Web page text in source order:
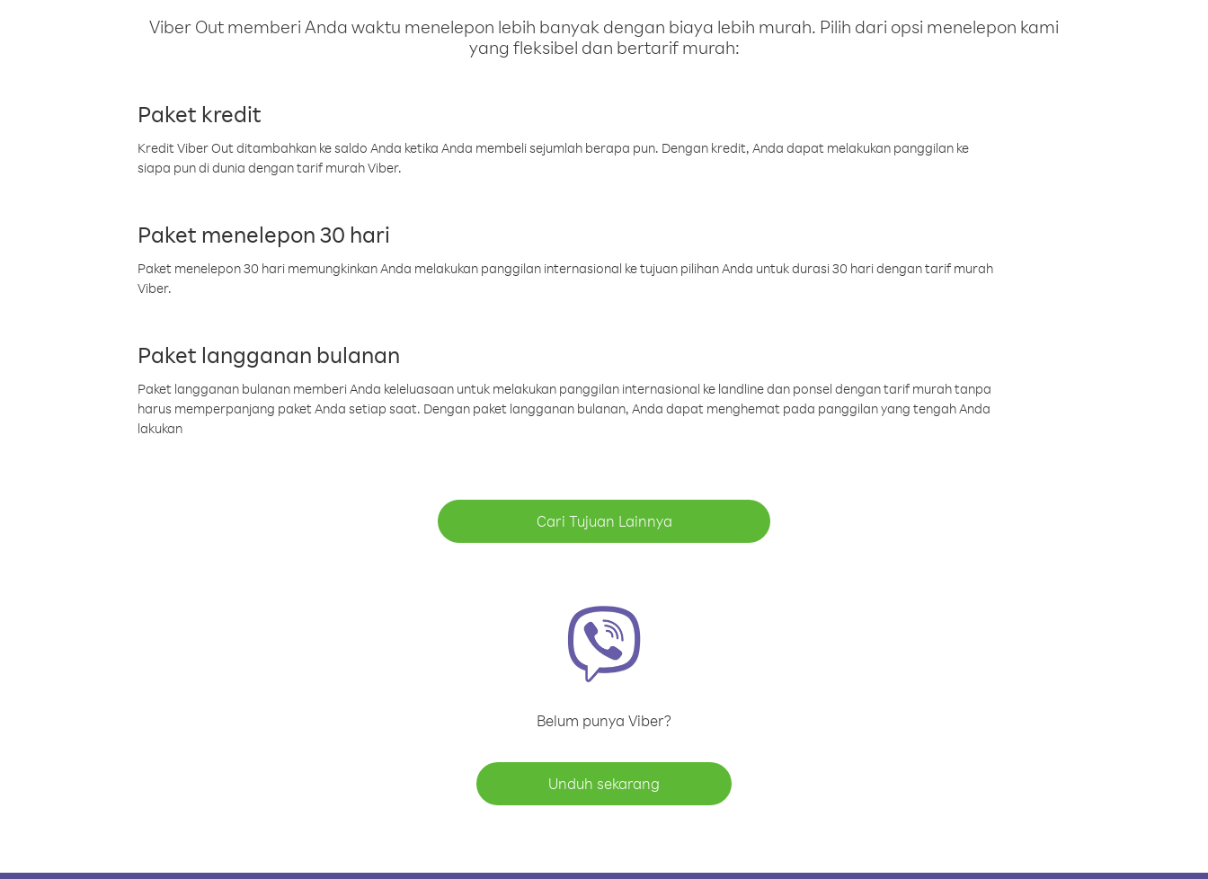
Viber Out memberi Anda waktu menelepon lebih banyak dengan biaya lebih murah. Pilih dari opsi menelepon kami
yang fleksibel dan bertarif murah:
Paket kredit
Kredit Viber Out ditambahkan ke saldo Anda ketika Anda membeli sejumlah berapa pun. Dengan kredit, Anda dapat melakukan panggilan ke
siapa pun di dunia dengan tarif murah Viber.
Paket menelepon 30 hari
Paket menelepon 30 hari memungkinkan Anda melakukan panggilan internasional ke tujuan pilihan Anda untuk durasi 30 hari dengan tarif murah
Viber.
Paket langganan bulanan
Paket langganan bulanan memberi Anda keleluasaan untuk melakukan panggilan internasional ke landline dan ponsel dengan tarif murah tanpa
harus memperpanjang paket Anda setiap saat. Dengan paket langganan bulanan, Anda dapat menghemat pada panggilan yang tengah Anda
lakukan
Cari Tujuan Lainnya
Belum punya Viber?
Unduh sekarang